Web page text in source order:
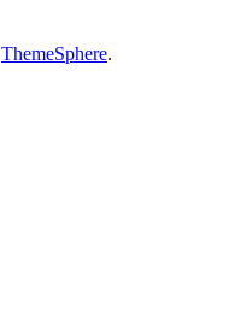
ThemeSphere.